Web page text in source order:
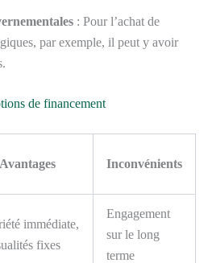
: Pour l’achat de
par exemple, il peut y avoir
de financement
Avantages Inconvénients
immédiate,
fixes
Engagement
sur le long
terme